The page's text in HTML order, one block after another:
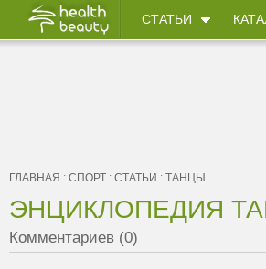
СТАТЬИ
ГЛАВНАЯ : СПОРТ : СТАТЬИ : ТАНЦЫ
ЭНЦИКЛОПЕДИЯ
Комментариев (0)